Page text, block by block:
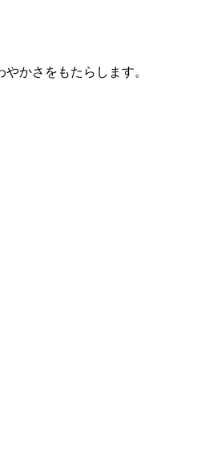
かさをもたらします。